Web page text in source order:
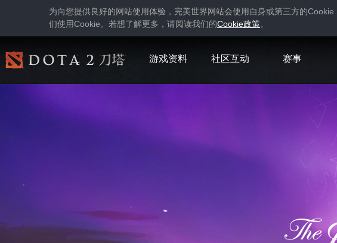
为向您提供良好的网站使用体验，完美世界网站会使用自身或第三方的Cookie
们使用Cookie。若想了解更多，请阅读我们的Cookie政策。
游戏资料 社区互动 赛事